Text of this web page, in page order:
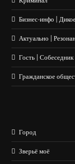
Бизнес-инфо |
Актуально |
Гость | Собеседник
Гражданское
Город
Зверьё моё